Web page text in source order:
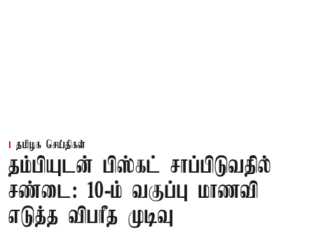
தமிழக செய்திகள்
தம்பியுடன் பிஸ்கட் சாப்பிடுவதில்
சண்டை: 10-ம் வகுப்பு மாணவி
எடுத்த விபரீத முடிவு